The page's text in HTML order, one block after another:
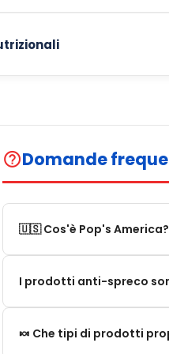
help_outlineDomande
🇺🇸 Cos'è Pop's America?
Pop's America è un
I prodotti anti-spreco
I nostri prodotti anti-
🍬 Che tipi di prodotti